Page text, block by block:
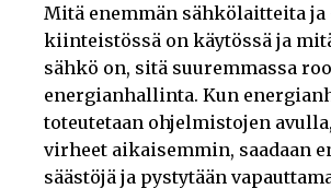
Mitä enemmän sähkölaitteita
kiinteistössä on käytössä ja
sähkö on, sitä suuremmassa
energianhallinta. Kun
toteutetaan ohjelmistojen
virheet aikaisemmin, saadaan
säästöjä ja pystytään